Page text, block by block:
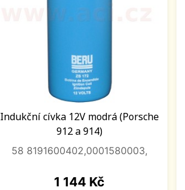
Indukční cívka 12V modrá (Porsche
912 a 914)
58 8191600402,0001580003,
Cena
1 144 Kč